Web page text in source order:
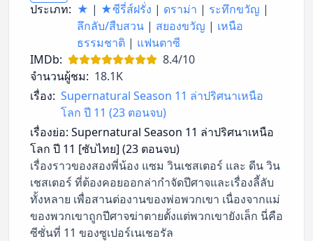
ประเภท: ★ | ★ซีรี่ส์ฝรั่ง | ดราม่า | ระทึกขวัญ |
ลึกลับ/สืบสวน | สยองขวัญ | เหนือ
ธรรมชาติ | แฟนตาซี
IMDb:
8.4/10
จำนวนผู้ชม: 18.1K
เรื่อง: Supernatural Season 11 ล่าปริศนาเหนือ
โลก ปี 11 (23 ตอนจบ)
เรื่องย่อ: Supernatural Season 11 ล่าปริศนาเหนือ
โลก ปี 11 [ซับไทย] (23 ตอนจบ)
เรื่องราวของสองพี่น้อง แซม วินเชสเตอร์ และ ดีน วิน
เชสเตอร์ ที่ต้องคอยออกล่ากำจัดปีศาจและเรื่องลี้ลับ
ทั้งหลาย เพื่อสานต่องานของพ่อพวกเขา เนื่องจากแม่
ของพวกเขาถูกปีศาจฆ่าตายตั้งแต่พวกเขายังเล็ก นี่คือ
ซีซั่นที่ 11 ของซูเปอร์เนเชอรัล